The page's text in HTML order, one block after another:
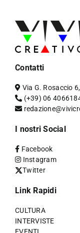
Contatti
Via G. Rosaccio
(+39) 06
I nostri Social
Facebook
Instagram
Twitter
Link Rapidi
CULTURA
INTERVISTE
EVENTI